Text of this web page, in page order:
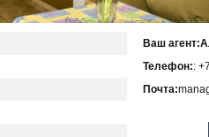
Ваш агент:
Телефон::
Почта: